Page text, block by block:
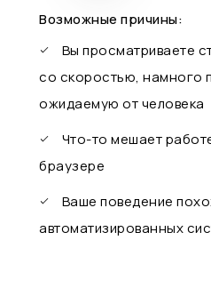
Возможные причины:
Вы просматриваете
со скоростью, намного
ожидаемую от человека
Что-то мешает
браузере
Ваше поведение
автоматизированных